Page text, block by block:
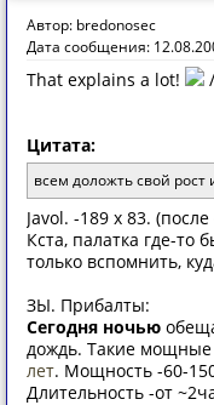
Автор: bredonosec
Дата сообщения:
That explains a lot!
Цитата:
всем доложть свой рост
Javol. -189 x 83.
Кста, палатка где-то
только вспомнить,
ЗЫ. Прибалты:
Сегодня ночью
дождь. Такие
лет. Мощность -60-
Длительность -от